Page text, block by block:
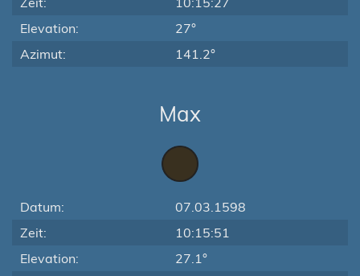
Elevation:
27°
Azimut:
141.2°
Max
Datum:
07.03.1598
Zeit:
10:15:51
Elevation:
27.1°